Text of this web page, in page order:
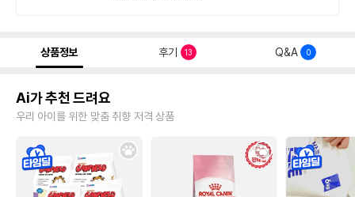
상품정보 후기 13 Q&A 0
Ai가 추천 드려요
우리 아이를 위한 맞춤 취향 저격 상품